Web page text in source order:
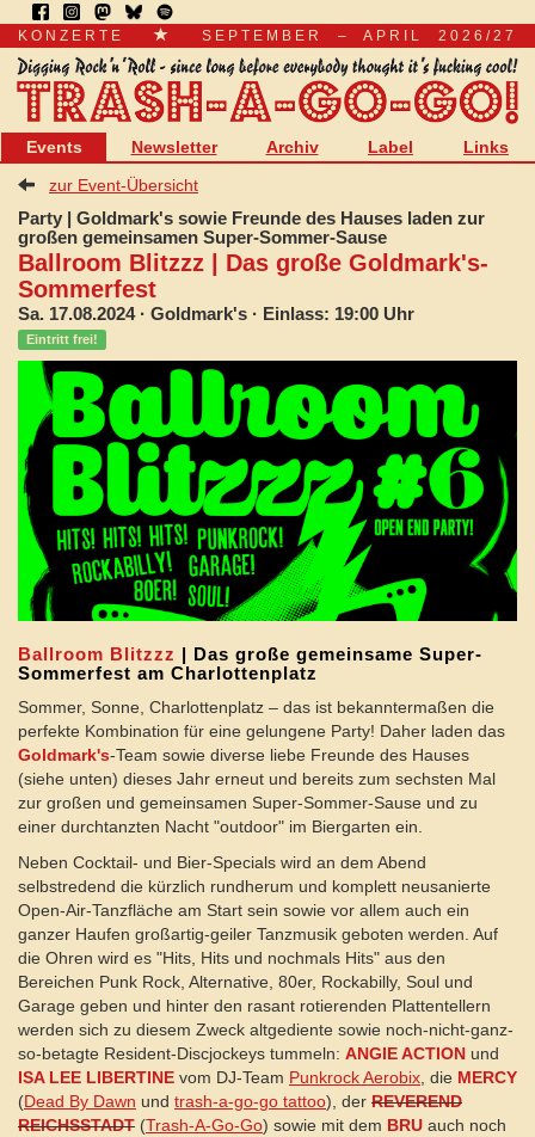
KONZERTE SEPTEMBER – APRIL 2026/27
Events Newsletter Archiv Label
Links
zur Event-Übersicht
Party | Goldmark's sowie Freunde des Hauses laden zur
großen gemeinsamen Super-Sommer-Sause
Ballroom Blitzzz | Das große Goldmark's-
Sommerfest
Sa. 17.08.2024· Goldmark's · Einlass: 19:00 Uhr
Eintritt frei!
Ballroom Blitzzz | Das große gemeinsame Super-
Sommerfest am Charlottenplatz
Sommer, Sonne, Charlottenplatz – das ist bekanntermaßen die
perfekte Kombination für eine gelungene Party! Daher laden das
Goldmark's-Team sowie diverse liebe Freunde des Hauses
(siehe unten) dieses Jahr erneut und bereits zum sechsten Mal
zur großen und gemeinsamen Super-Sommer-Sause und zu
einer durchtanzten Nacht "outdoor" im Biergarten ein.
Neben Cocktail- und Bier-Specials wird an dem Abend
selbstredend die kürzlich rundherum und komplett neusanierte
Open-Air-Tanzfläche am Start sein sowie vor allem auch ein
ganzer Haufen großartig-geiler Tanzmusik geboten werden. Auf
die Ohren wird es "Hits, Hits und nochmals Hits" aus den
Bereichen Punk Rock, Alternative, 80er, Rockabilly, Soul und
Garage geben und hinter den rasant rotierenden Plattentellern
werden sich zu diesem Zweck altgediente sowie noch-nicht-ganz-
so-betagte Resident-Discjockeys tummeln: ANGIE ACTION und
ISA LEE LIBERTINE vom DJ-Team Punkrock Aerobix, die MERCY
(Dead By Dawn und trash-a-go-go tattoo), der REVEREND
REICHSSTADT (Trash-A-Go-Go) sowie mit dem BRU auch noch